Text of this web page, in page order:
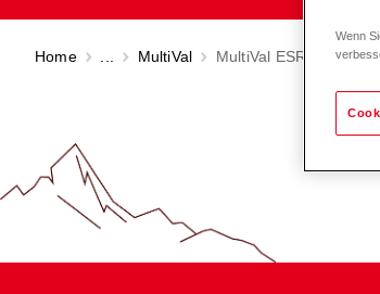
Home MultiVal MultiVal ESRR (500-
Wenn